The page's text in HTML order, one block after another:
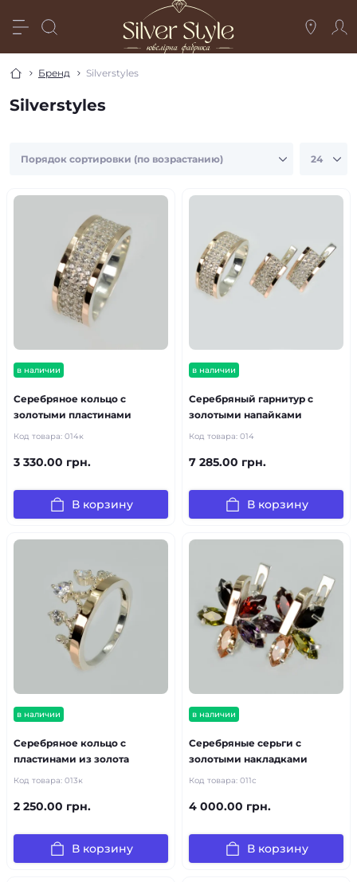
Бренд Silverstyles
Silverstyles
в наличии
Серебряное кольцо с
золотыми пластинами
Код товара: 014к
3 330.00 грн.
В корзину
в наличии
Серебряный гарнитур с
золотыми напайками
Код товара: 014
7 285.00 грн.
В корзину
в наличии
Серебряное кольцо с
пластинами из золота
Код товара: 013к
2 250.00 грн.
В корзину
в наличии
Серебряные серьги с
золотыми накладками
Код товара: 011с
4 000.00 грн.
В корзину